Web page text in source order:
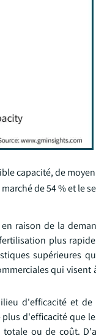
capacité, de
de 54 % et le
raison de la
plus
supérieures
qui visent
d'efficacité et
d'efficacité que
ou de coût.